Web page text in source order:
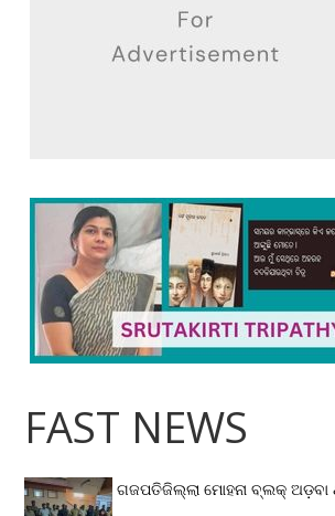
FAST NEWS
ଗଜପତିଜିଲ୍ଲା ମୋହନା ବ୍ଲକ୍‌ ଅଡ଼ବା